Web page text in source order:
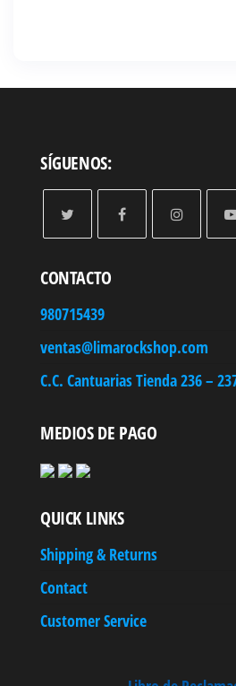
SÍGUENOS:
CONTACTO
980715439
ventas@limarockshop.com
C.C. Cantuarias Tienda 236 –
MEDIOS DE PAGO
QUICK LINKS
Shipping & Returns
Contact
Customer Service